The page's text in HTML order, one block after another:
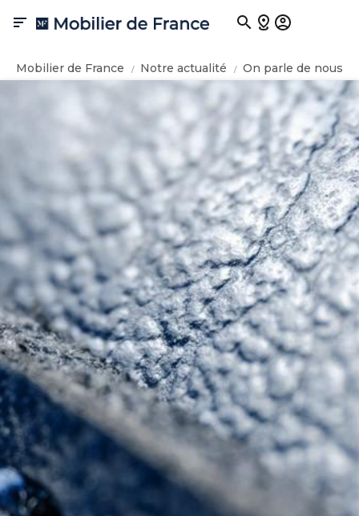

Mobilier de France Notre actualité
On parle de nous
ALADIN dans ELLE Déco N°264